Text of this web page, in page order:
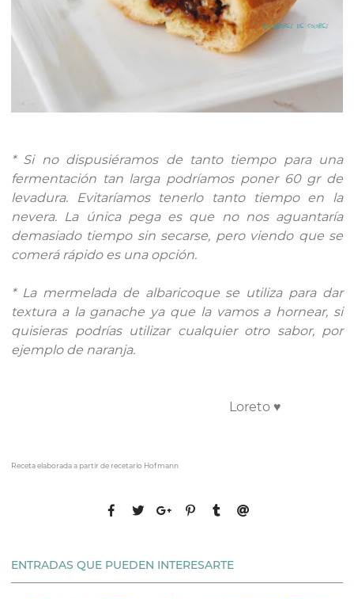
* Si no dispusiéramos de tanto tiempo para una
fermentación tan larga podríamos poner 60 gr de
levadura. Evitaríamos tenerlo tanto tiempo en la
nevera. La única pega es que no nos aguantaría
demasiado tiempo sin secarse, pero viendo que se
comerá rápido es una opción.
* La mermelada de albaricoque se utiliza para dar
textura a la ganache ya que la vamos a hornear, si
quisieras podrías utilizar cualquier otro sabor, por
ejemplo de naranja.
Loreto ♥
Receta elaborada a partir de recetario Hofmann
ENTRADAS QUE PUEDEN INTERESARTE